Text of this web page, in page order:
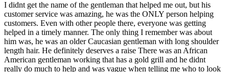
I didnt get the name of the gentleman that helped me out, but his
customer service was amazing, he was the ONLY person helping
customers. Even with other people there, everyone was getting
helped in a timely manner. The only thing I remember was about
him was, he was an older Caucasian gentleman with long shoulder
length hair. He definitely deserves a raise There was an African
American gentleman working that has a gold grill and he didnt
really do much to help and was vague when telling me who to look